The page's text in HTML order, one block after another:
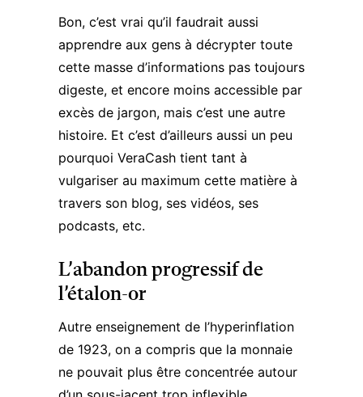
Bon, c’est vrai qu’il faudrait aussi
apprendre aux gens à décrypter toute
cette masse d’informations pas toujours
digeste, et encore moins accessible par
excès de jargon, mais c’est une autre
histoire. Et c’est d’ailleurs aussi un peu
pourquoi VeraCash tient tant à
vulgariser au maximum cette matière à
travers son blog, ses vidéos, ses
podcasts, etc.
L’abandon progressif de
l’étalon-or
Autre enseignement de l’hyperinflation
de 1923, on a compris que la monnaie
ne pouvait plus être concentrée autour